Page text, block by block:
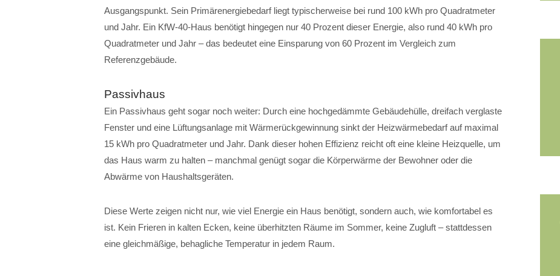
Ausgangspunkt. Sein Primärenergiebedarf liegt typischerweise bei rund 100 kWh pro Quadratmeter
und Jahr. Ein KfW-40-Haus benötigt hingegen nur 40 Prozent dieser Energie, also rund 40 kWh pro
Quadratmeter und Jahr – das bedeutet eine Einsparung von 60 Prozent im Vergleich zum
Referenzgebäude.
Passivhaus
Ein Passivhaus geht sogar noch weiter: Durch eine hochgedämmte Gebäudehülle, dreifach verglaste
Fenster und eine Lüftungsanlage mit Wärmerückgewinnung sinkt der Heizwärmebedarf auf maximal
15 kWh pro Quadratmeter und Jahr. Dank dieser hohen Effizienz reicht oft eine kleine Heizquelle, um
das Haus warm zu halten – manchmal genügt sogar die Körperwärme der Bewohner oder die
Abwärme von Haushaltsgeräten.
Diese Werte zeigen nicht nur, wie viel Energie ein Haus benötigt, sondern auch, wie komfortabel es
ist. Kein Frieren in kalten Ecken, keine überhitzten Räume im Sommer, keine Zugluft – stattdessen
eine gleichmäßige, behagliche Temperatur in jedem Raum.